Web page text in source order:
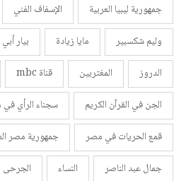
جمهورية ليبيا العربية
الإسفاف الفني
وليم شكسبير
مايا زيادة بيار
الدروز
المغتربين قناة mbc
الجن في القرآن الكريم
سجناء الرأي
قمع الحريات في مصر
جمهورية مصر
جمال عبد الناصر
النساء الجرحى